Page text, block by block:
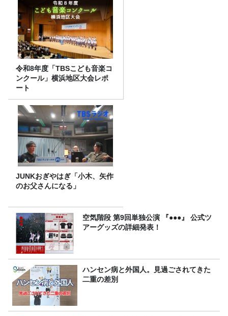
令和8年度「TBSこども音楽コ
ンクール」横浜地区大会レポ
ート
JUNKおぎやはぎ「小木、矢作
のお父さんになる」
空気階段 第9回単独公演 『●●●』 公式ツ
アーグッズの詳細発表！
ハンセン病と外国人。見過ごされてきた
二重の差別